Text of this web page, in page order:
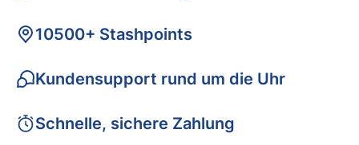
10500+ Stashpoints
Kundensupport rund um die Uhr
Schnelle, sichere Zahlung